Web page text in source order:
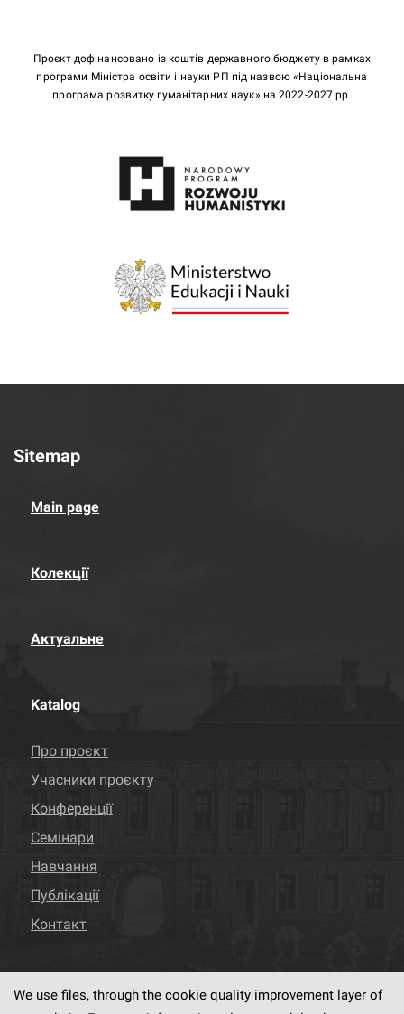
Проєкт дофінансовано із коштів державного бюджету в рамках
програми Міністра освіти і науки РП під назвою «Національна
програма розвитку гуманітарних наук» на 2022-2027 рр.
Sitemap
Main page
Колекції
Актуальне
Katalog
Про проєкт
Учасники проєкту
Конференції
Семінари
Навчання
Публікації
Контакт
Visit us! Facebook
We use files, through the cookie quality improvement layer of